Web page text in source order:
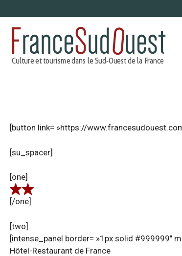
au
contenu
[button link= »https://
[su_spacer]
[one]
[/one]
[two]
[intense_panel border= »1px solid #999999″
Hôtel-Restaurant de France